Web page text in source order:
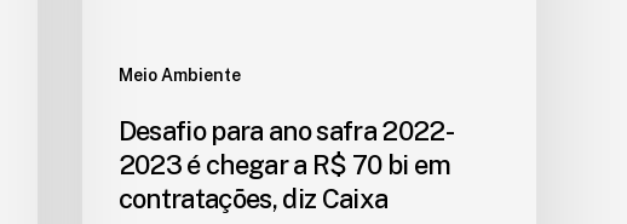
Meio Ambiente
Desafio para ano safra 2022-
2023 é chegar a R$ 70 bi em
contratações, diz Caixa